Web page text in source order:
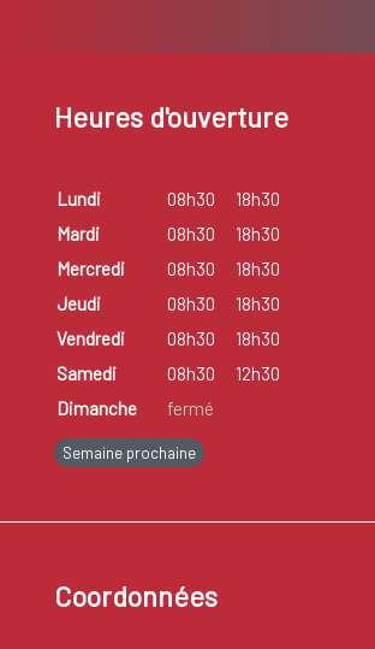
Heures d'ouverture
Lundi 08h30
18h30
Mardi
08h30
18h30
Mercredi
08h30
18h30
Jeudi
08h30
18h30
Vendredi
08h30
18h30
Samedi
08h30
12h30
Dimanche
fermé
Semaine prochaine
Coordonnées